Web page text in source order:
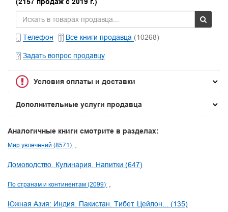
Телефон Все книги продавца (10268)
Задать вопрос продавцу
Условия оплаты и доставки
Дополнительные услуги продавца
Аналогичные книги смотрите в разделах:
Мир увлечений (8571)
Домоводство. Кулинария. Напитки (647)
По странам и континентам (2099)
Южная Азия: Индия. Пакистан. Тибет. Цейлон... (135)